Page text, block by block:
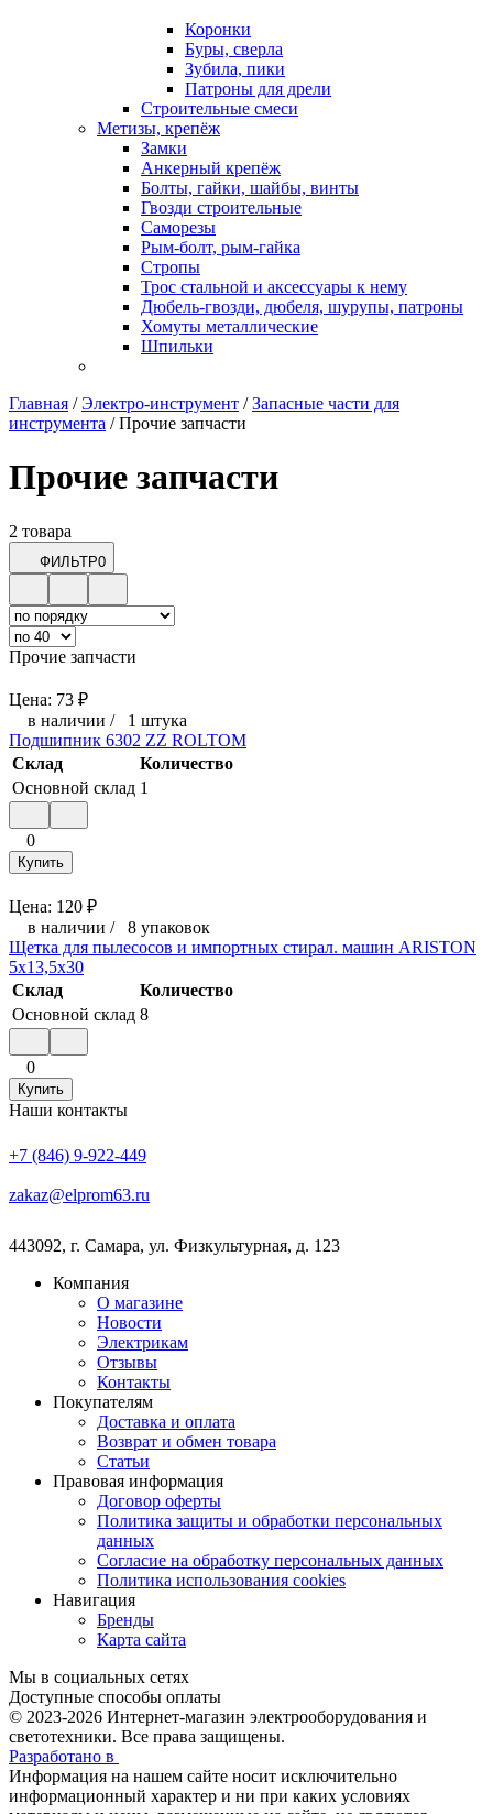
Коронки
Буры, сверла
Зубила, пики
Патроны для дрели
Строительные смеси
Метизы, крепёж
Замки
Анкерный крепёж
Болты, гайки, шайбы, винты
Гвозди строительные
Саморезы
Рым-болт, рым-гайка
Стропы
Трос стальной и аксессуары к нему
Дюбель-гвозди, дюбеля, шурупы, патроны
Хомуты металлические
Шпильки
Главная /Электро-инструмент /Запасные части для
инструмента /Прочие запчасти
Прочие запчасти
2 товара
ФИЛЬТР0
Прочие запчасти
Цена: 73 ₽
в наличии / 1 штука
Подшипник 6302 ZZ ROLTOM
Склад
Количество
Основной склад 1
0
Купить
Цена: 120 ₽
в наличии / 8 упаковок
Щетка для пылесосов и импортных стирал. машин ARISTON
5х13,5х30
Склад
Количество
Основной склад 8
0
Купить
Наши контакты
+7 (846) 9-922-449
zakaz@elprom63.ru
443092, г. Самара, ул. Физкультурная, д. 123
Компания
О магазине
Новости
Электрикам
Отзывы
Контакты
Покупателям
Доставка и оплата
Возврат и обмен товара
Статьи
Правовая информация
Договор оферты
Политика защиты и обработки персональных
данных
Согласие на обработку персональных данных
Политика использования cookies
Навигация
Бренды
Карта сайта
Мы в социальных сетях
Доступные способы оплаты
© 2023-2026 Интернет-магазин электрооборудования и
светотехники. Все права защищены.
Разработано в
Информация на нашем сайте носит исключительно
информационный характер и ни при каких условиях